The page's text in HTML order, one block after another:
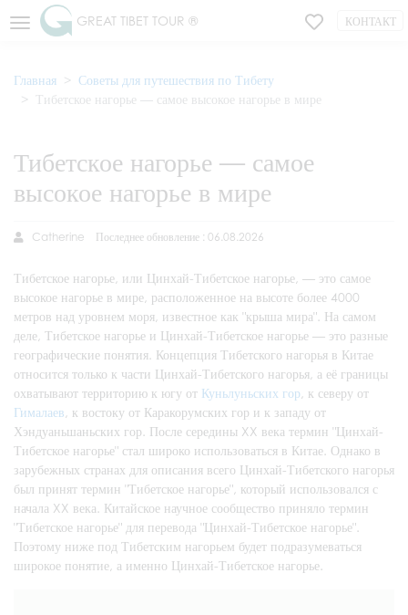
GREAT TIBET TOUR ® КОНТАКТ
Главная
Советы для путешествия по Тибету
Тибетское нагорье — самое высокое нагорье в мире
Тибетское нагорье — самое
высокое нагорье в мире
Catherine Последнее обновление : 06.08.2026
Тибетское нагорье, или Цинхай-Тибетское нагорье, — это самое
высокое нагорье в мире, расположенное на высоте более 4000
метров над уровнем моря, известное как "крыша мира". На самом
деле, Тибетское нагорье и Цинхай-Тибетское нагорье — это разные
географические понятия. Концепция Тибетского нагорья в Китае
относится только к части Цинхай-Тибетского нагорья, а её границы
охватывают территорию к югу от Куньлуньских гор, к северу от
Гималаев, к востоку от Каракорумских гор и к западу от
Хэндуаньшаньских гор. После середины XX века термин "Цинхай-
Тибетское нагорье" стал широко использоваться в Китае. Однако в
зарубежных странах для описания всего Цинхай-Тибетского нагорья
был принят термин "Тибетское нагорье", который использовался с
начала XX века. Китайское научное сообщество приняло термин
"Тибетское нагорье" для перевода "Цинхай-Тибетское нагорье".
Поэтому ниже под Тибетским нагорьем будет подразумеваться
широкое понятие, а именно Цинхай-Тибетское нагорье.